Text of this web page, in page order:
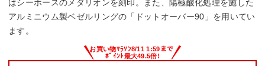
はシーホースのメダリオンを刻印。また、陽極酸化処理を施した
アルミニウム製ベゼルリングの「ドットオーバー90」を用いてい
ます。